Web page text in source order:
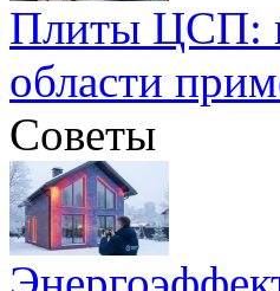
Плиты ЦСП:
области
Советы